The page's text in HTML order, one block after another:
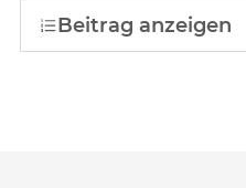
Beitrag anzeigen